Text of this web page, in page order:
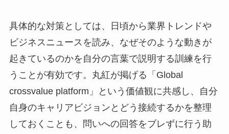
具体的な対策としては、日頃から業界トレンドや
ビジネスニュースを読み、なぜそのような動きが
起きているのかを自分の言葉で説明する訓練を行
うことが有効です。丸紅が掲げる「Global
crossvalue platform」という価値観に共感し、自分
自身のキャリアビジョンとどう接続するかを整理
しておくことも、問いへの回答をブレずに行う助